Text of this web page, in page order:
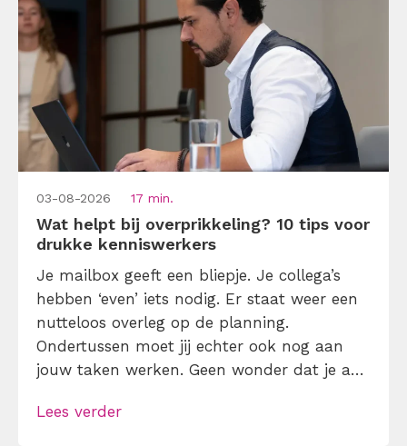
03-08-2026 17 min.
Wat helpt bij overprikkeling? 10 tips voor
drukke kenniswerkers
Je mailbox geeft een bliepje. Je collega’s
hebben ‘even’ iets nodig. Er staat weer een
nutteloos overleg op de planning.
Ondertussen moet jij echter ook nog aan
jouw taken werken. Geen wonder dat je aan
eens weet wat je precies hebt afgemaakt.
Lees verder